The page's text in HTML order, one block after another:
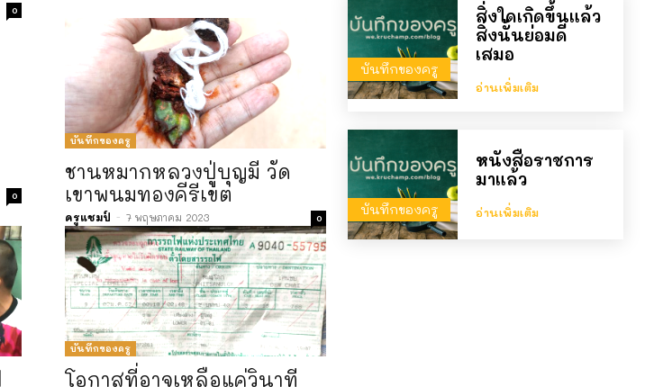
0
0
บันทึกของครู
ชานหมากหลวงปู่บุญมี วัด
เขาพนมทองคีรีเขต
ครูแชมป์ - 7 พฤษภาคม 2023 0
บันทึกของครู
โอกาสที่อาจเหลือแค่วินาที
บันทึกของครู
สิ่งใดเกิดขึ้นแล้ว
สิ่งนั้นย่อมดี
เสมอ
อ่านเพิ่มเติม
บันทึกของครู
หนังสือราชการ
มาแล้ว
อ่านเพิ่มเติม